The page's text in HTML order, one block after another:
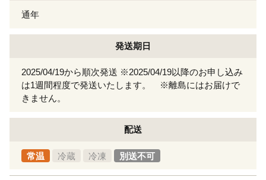
通年
発送期日
2025/04/19から順次発送 ※2025/04/19以降のお申し込み
は1週間程度で発送いたします。 ※離島にはお届けで
きません。
配送
常温 冷蔵 冷凍 別送不可